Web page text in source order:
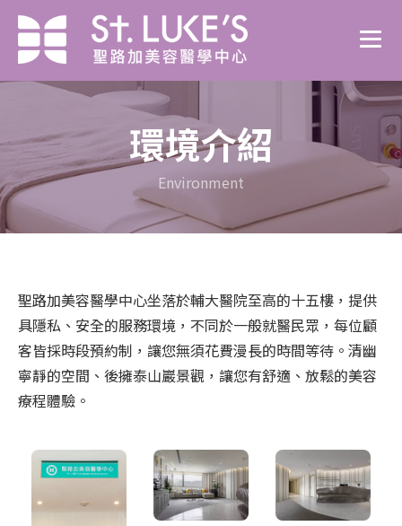
環境介紹
Environment
聖路加美容醫學中心坐落於輔大醫院至高的十五樓，提供
具隱私、安全的服務環境，不同於一般就醫民眾，每位顧
客皆採時段預約制，讓您無須花費漫長的時間等待。清幽
寧靜的空間、後擁泰山巖景觀，讓您有舒適、放鬆的美容
療程體驗。